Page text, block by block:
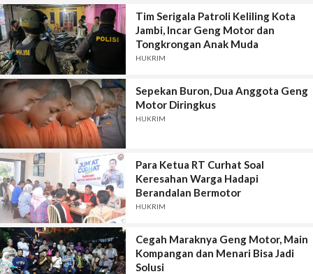
Tim Serigala Patroli Keliling Kota
Jambi, Incar Geng Motor dan
Tongkrongan Anak Muda
HUKRIM
Sepekan Buron, Dua Anggota Geng
Motor Diringkus
HUKRIM
Para Ketua RT Curhat Soal
Keresahan Warga Hadapi
Berandalan Bermotor
HUKRIM
Cegah Maraknya Geng Motor, Main
Kompangan dan Menari Bisa Jadi
Solusi